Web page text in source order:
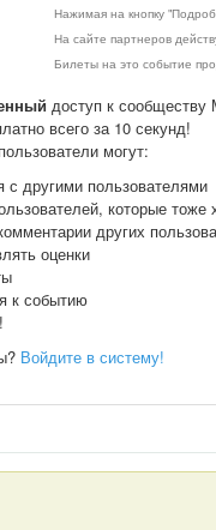
Нажимая на кнопку
На сайте партнеров
Билеты на это событие
доступ к сообществу
всего за 10 секунд!
могут:
с другими пользователями
которые тоже
других
оценки
к событию
Войдите в систему!